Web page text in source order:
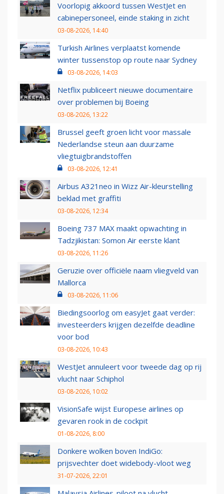
Voorlopig akkoord tussen WestJet en
cabinepersoneel, einde staking in zicht
03-08-2026, 14:40
Turkish Airlines verplaatst komende
winter tussenstop op route naar Sydney
03-08-2026, 14:03
Netflix publiceert nieuwe documentaire
over problemen bij Boeing
03-08-2026, 13:22
Brussel geeft groen licht voor massale
Nederlandse steun aan duurzame
vliegtuigbrandstoffen
03-08-2026, 12:41
Airbus A321neo in Wizz Air-kleurstelling
beklad met graffiti
03-08-2026, 12:34
Boeing 737 MAX maakt opwachting in
Tadzjikistan: Somon Air eerste klant
03-08-2026, 11:26
Geruzie over officiële naam vliegveld van
Mallorca
03-08-2026, 11:06
Biedingsoorlog om easyJet gaat verder:
investeerders krijgen dezelfde deadline
voor bod
03-08-2026, 10:43
WestJet annuleert voor tweede dag op rij
vlucht naar Schiphol
03-08-2026, 10:02
VisionSafe wijst Europese airlines op
gevaren rook in de cockpit
01-08-2026, 8:00
Donkere wolken boven IndiGo:
prijsvechter doet widebody-vloot weg
31-07-2026, 22:01